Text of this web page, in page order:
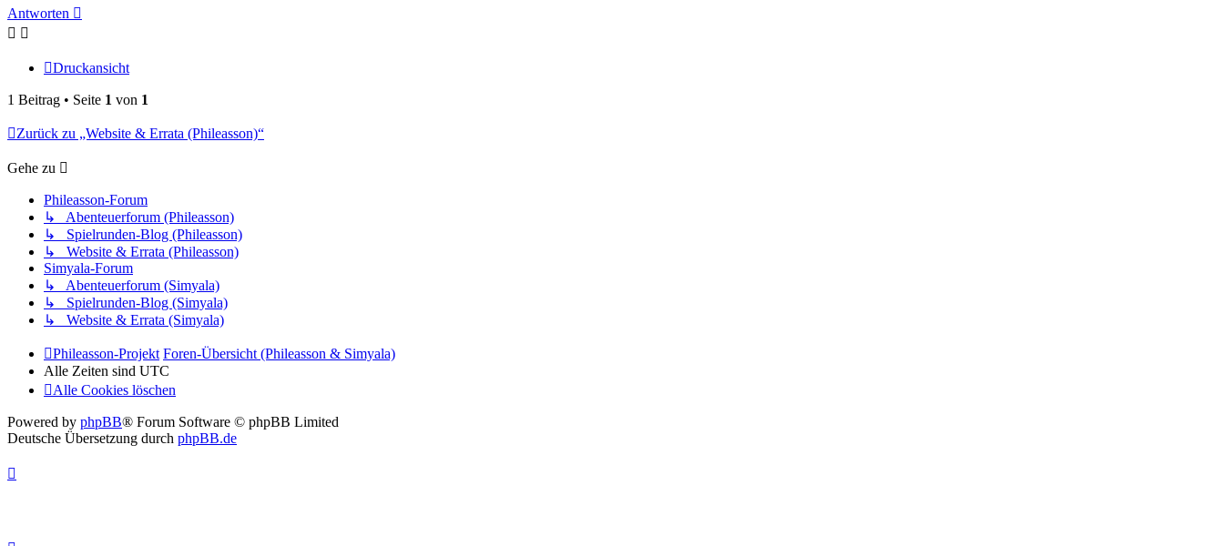
Antworten
Druckansicht
1 Beitrag • Seite 1 von 1
Zurück zu „Website & Errata (Phileasson)“
Gehe zu
Phileasson-Forum
↳ Abenteuerforum (Phileasson)
↳ Spielrunden-Blog (Phileasson)
↳ Website & Errata (Phileasson)
Simyala-Forum
↳ Abenteuerforum (Simyala)
↳ Spielrunden-Blog (Simyala)
↳ Website & Errata (Simyala)
Phileasson-Projekt Foren-Übersicht (Phileasson & Simyala)
Alle Zeiten sind UTC
Alle Cookies löschen
Powered by phpBB® Forum Software © phpBB Limited
Deutsche Übersetzung durch phpBB.de